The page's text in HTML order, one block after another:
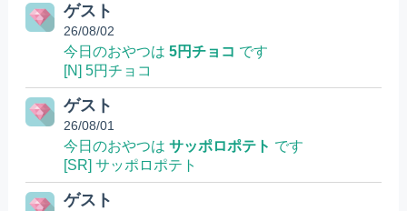
ゲスト
26/08/02
今日のおやつは 5円チョコ です
[N] 5円チョコ
ゲスト
26/08/01
今日のおやつは サッポロポテト です
[SR] サッポロポテト
ゲスト